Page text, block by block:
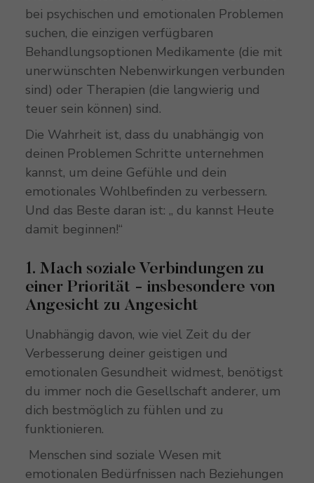
bei psychischen und emotionalen Problemen
suchen, die einzigen verfügbaren
Behandlungsoptionen Medikamente (die mit
unerwünschten Nebenwirkungen verbunden
sind) oder Therapien (die langwierig und
teuer sein können) sind.
Die Wahrheit ist, dass du unabhängig von
deinen Problemen Schritte unternehmen
kannst, um deine Gefühle und dein
emotionales Wohlbefinden zu verbessern.
Und das Beste daran ist: „ du kannst Heute
damit beginnen!“
1. Mach soziale Verbindungen zu
einer Priorität - insbesondere von
Angesicht zu Angesicht
Unabhängig davon, wie viel Zeit du der
Verbesserung deiner geistigen und
emotionalen Gesundheit widmest, benötigst
du immer noch die Gesellschaft anderer, um
dich bestmöglich zu fühlen und zu
funktionieren.
Menschen sind soziale Wesen mit
emotionalen Bedürfnissen nach Beziehungen